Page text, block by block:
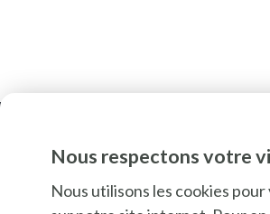
Nous respectons votre
Nous utilisons les cookies